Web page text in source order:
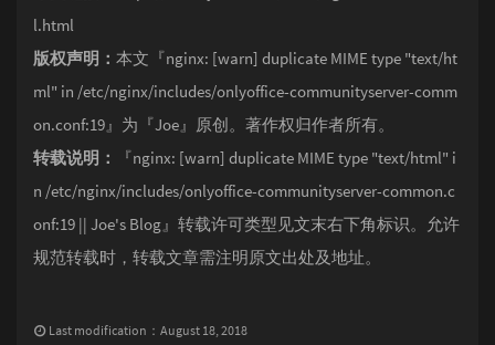
l.html
版权声明： 本文『nginx: [warn] duplicate MIME type "text/ht
ml" in /etc/nginx/includes/onlyoffice-communityserver-comm
on.conf:19』为『Joe』原创。著作权归作者所有。
转载说明：
『nginx: [warn] duplicate MIME type "text/html" i
n /etc/nginx/includes/onlyoffice-communityserver-common.c
onf:19 || Joe's Blog』转载许可类型见文末右下角标识。允许
规范转载时，转载文章需注明原文出处及地址。
Last modification：August 18, 2018